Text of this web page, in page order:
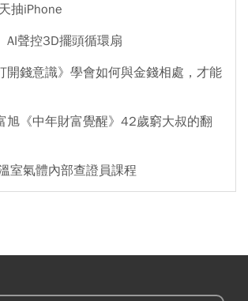
抽iPhone
AI聲控3D擺頭循環扇
開錢意識》學會如何與金錢相處，才能
旭《中年財富覺醒》42歲窮大叔的翻
室氣體內部查證員課程